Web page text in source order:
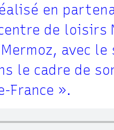
en
de
avec le
le cadre de
France ».